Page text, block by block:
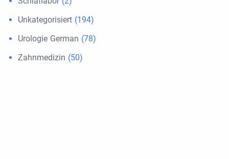
Unkategorisiert (194)
Urologie German (78)
Zahnmedizin (50)